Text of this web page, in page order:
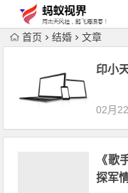
首页 结婚 文章
印小
02月
《歌
探军